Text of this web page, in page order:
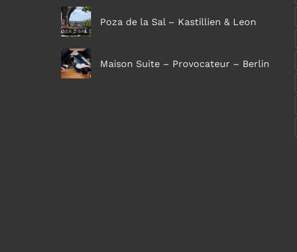
Poza de la Sal – Kastillien & Leon
Maison Suite – Provocateur – Berlin